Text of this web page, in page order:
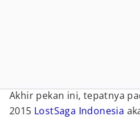
Akhir pekan ini, tepatnya
2015 LostSaga Indonesia